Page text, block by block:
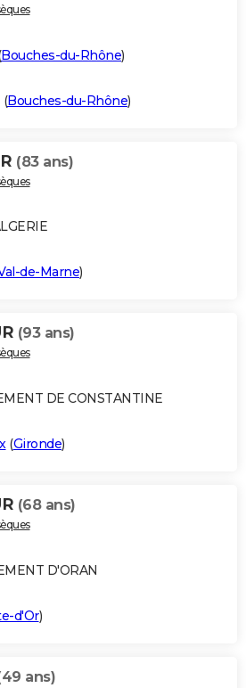
Bouches-du-Rhône)
(Bouches-du-Rhône)
(83 ans)
de-Marne)
(93 ans)
DE CONSTANTINE
(Gironde)
(68 ans)
D'ORAN
d'Or)
ans)